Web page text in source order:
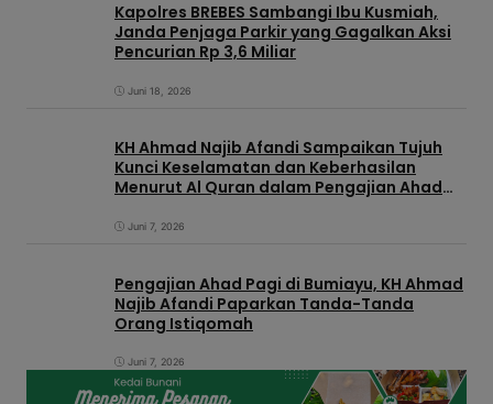
Kapolres BREBES Sambangi Ibu Kusmiah,
Janda Penjaga Parkir yang Gagalkan Aksi
Pencurian Rp 3,6 Miliar
Juni 18, 2026
KH Ahmad Najib Afandi Sampaikan Tujuh
Kunci Keselamatan dan Keberhasilan
Menurut Al Quran dalam Pengajian Ahad
Juni 7, 2026
Pengajian Ahad Pagi di Bumiayu, KH Ahmad
Najib Afandi Paparkan Tanda-Tanda
Orang Istiqomah
Juni 7, 2026